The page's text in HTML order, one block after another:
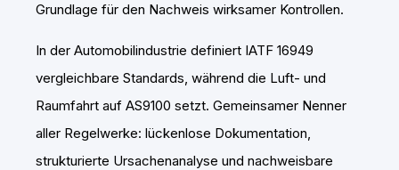
Grundlage für den Nachweis wirksamer Kontrollen.
In der Automobilindustrie definiert IATF 16949
vergleichbare Standards, während die Luft- und
Raumfahrt auf AS9100 setzt. Gemeinsamer Nenner
aller Regelwerke: lückenlose Dokumentation,
strukturierte Ursachenanalyse und nachweisbare